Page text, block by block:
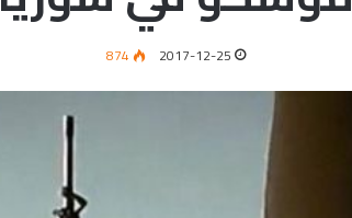
2017-12-25
874